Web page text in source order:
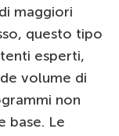
maggiori
questo tipo
esperti,
volume di
non
base. Le